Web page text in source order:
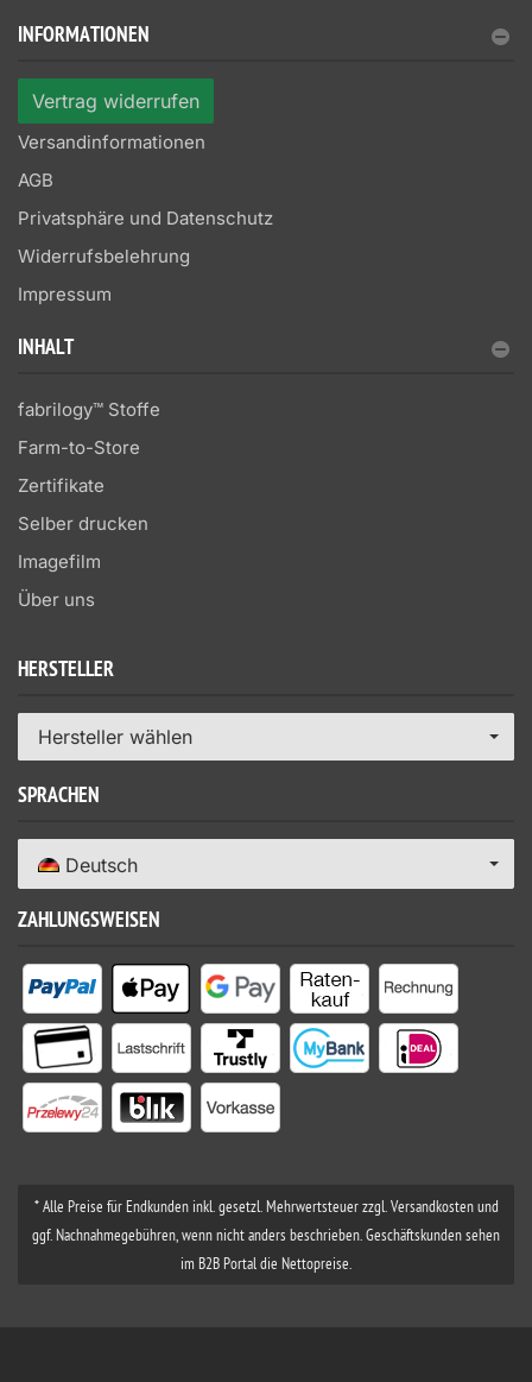
INFORMATIONEN
Vertrag widerrufen
Versandinformationen
AGB
Privatsphäre und Datenschutz
Widerrufsbelehrung
Impressum
INHALT
fabrilogy™ Stoffe
Farm-to-Store
Zertifikate
Selber drucken
Imagefilm
Über uns
HERSTELLER
Hersteller wählen
SPRACHEN
Deutsch
ZAHLUNGSWEISEN
* Alle Preise für Endkunden inkl. gesetzl. Mehrwertsteuer zzgl. Versandkosten und
ggf. Nachnahmegebühren, wenn nicht anders beschrieben. Geschäftskunden sehen
im B2B Portal die Nettopreise.